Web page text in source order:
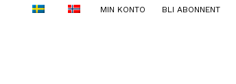
MIN KONTO BLI ABONNENT